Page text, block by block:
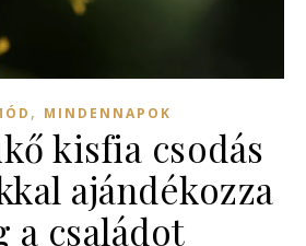
, MINDENNAPOK
kisfia csodás
ajándékozza
a családot